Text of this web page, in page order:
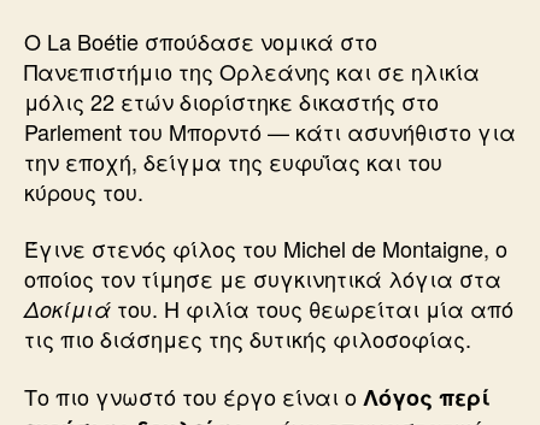
Ο La Boétie σπούδασε νομικά στο
Πανεπιστήμιο της Ορλεάνης και σε ηλικία
μόλις 22 ετών διορίστηκε δικαστής στο
Parlement του Μπορντό — κάτι ασυνήθιστο για
την εποχή, δείγμα της ευφυΐας και του
κύρους του.
Έγινε στενός φίλος του Michel de Montaigne, ο
οποίος τον τίμησε με συγκινητικά λόγια στα
Δοκίμιά του. Η φιλία τους θεωρείται μία από
τις πιο διάσημες της δυτικής φιλοσοφίας.
Το πιο γνωστό του έργο είναι οΛόγος περί